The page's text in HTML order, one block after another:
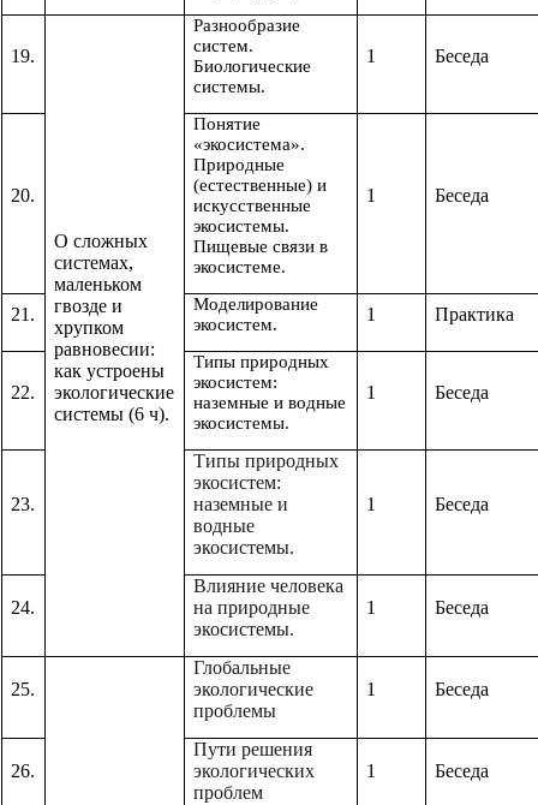
19.
О сложных
системах,
маленьком
гвозде и
хрупком
равновесии:
как устроены
экологические
системы (6 ч).
Разнообразие
систем.
Биологические
системы.
1 Беседа
20.
Понятие
«экосистема».
Природные
(естественные) и
искусственные
экосистемы.
Пищевые связи в
экосистеме.
1 Беседа
21.
Моделирование
экосистем.
1 Практика
22.
Типы природных
экосистем:
наземные и водные
экосистемы.
1 Беседа
23.
Типы природных
экосистем:
наземные и
водные
экосистемы.
1 Беседа
24.
Влияние человека
на природные
экосистемы.
1 Беседа
25.
Глобальные
экологические
проблемы
1 Беседа
26.
Пути решения
экологических
проблем
1 Беседа